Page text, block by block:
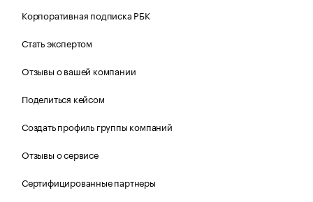
Корпоративная подписка РБК
Стать экспертом
Отзывы о вашей компании
Поделиться кейсом
Создать профиль группы компаний
Отзывы о сервисе
Сертифицированные партнеры